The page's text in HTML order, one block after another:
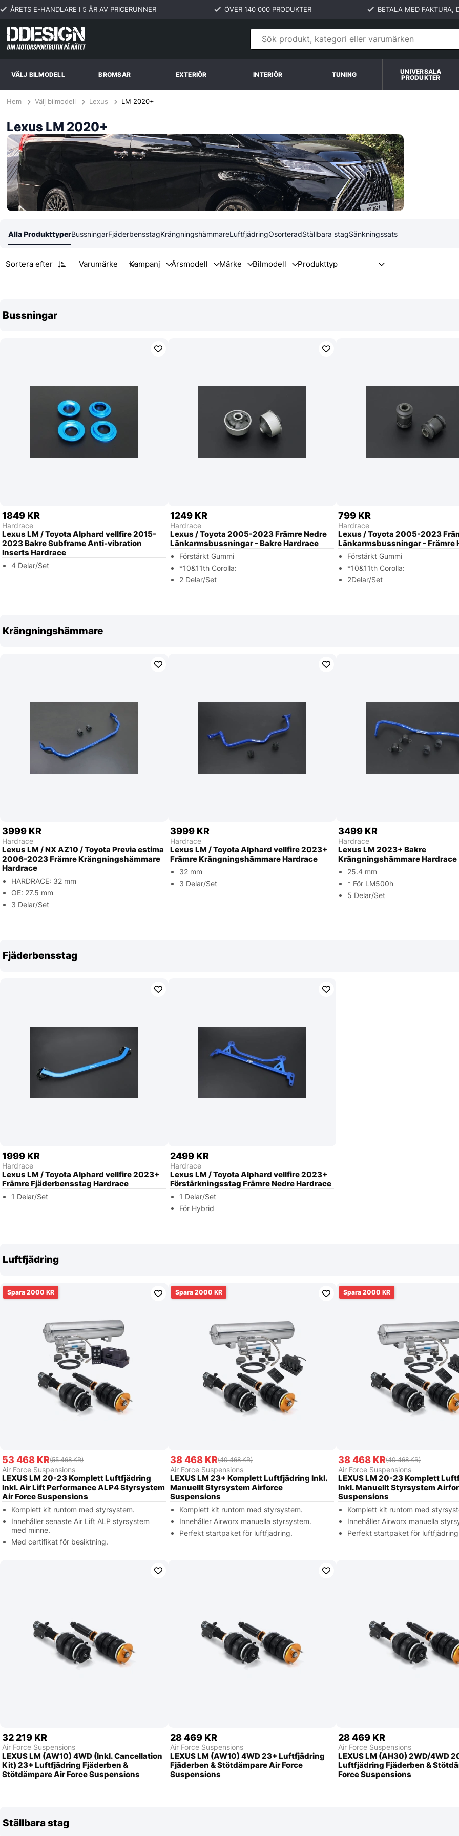
ÅRETS E-HANDLARE I 5 ÅR AV PRICERUNNER ÖVER 140 000 PRODUKTER BETALA MED FAKTURA,
VÄLJ BILMODELL BROMSAR EXTERIÖR INTERIÖR TUNING
UNIVERSALA
PRODUKTER
Hem Välj bilmodell Lexus LM 2020+
Lexus LM 2020+
Alla ProdukttyperBussningarFjäderbensstagKrängningshämmareLuftfjädringOsorteradStällbara stagSänkningssats
Sortera efter Varumärke
Bussningar
1849 KR
Hardrace
Lexus LM / Toyota Alphard vellfire 2015-
2023 Bakre Subframe Anti-vibration
Inserts Hardrace
4 Delar/Set
1249 KR
Hardrace
Lexus / Toyota 2005-2023 Främre Nedre
Länkarmsbussningar - Bakre Hardrace
Förstärkt Gummi
*10&11th Corolla:
2 Delar/Set
799 KR
Hardrace
Lexus / Toyota 2005-2023
Länkarmsbussningar - Främre
Förstärkt Gummi
*10&11th Corolla:
2Delar/Set
Krängningshämmare
3999 KR
Hardrace
Lexus LM / NX AZ10 / Toyota Previa estima
2006-2023 Främre Krängningshämmare
Hardrace
HARDRACE: 32 mm
OE: 27.5 mm
3 Delar/Set
3999 KR
Hardrace
Lexus LM / Toyota Alphard vellfire 2023+
Främre Krängningshämmare Hardrace
32 mm
3 Delar/Set
3499 KR
Hardrace
Lexus LM 2023+ Bakre
Krängningshämmare Hardrace
25.4 mm
* För LM500h
5 Delar/Set
Fjäderbensstag
1999 KR
Hardrace
Lexus LM / Toyota Alphard vellfire 2023+
Främre Fjäderbensstag Hardrace
1 Delar/Set
2499 KR
Hardrace
Lexus LM / Toyota Alphard vellfire 2023+
Förstärkningsstag Främre Nedre Hardrace
1 Delar/Set
För Hybrid
Luftfjädring
2000
53 468 KR(55 468 KR)
Air Force Suspensions
LEXUS LM 20-23 Komplett Luftfjädring
Inkl. Air Lift Performance ALP4 Styrsystem
Air Force Suspensions
Komplett kit runtom med styrsystem.
Innehåller senaste Air Lift ALP styrsystem
med minne.
Med certifikat för besiktning.
2000
38 468 KR(40 468 KR)
Air Force Suspensions
LEXUS LM 23+ Komplett Luftfjädring Inkl.
Manuellt Styrsystem Airforce
Suspensions
Komplett kit runtom med styrsystem.
Innehåller Airworx manuella styrsystem.
Perfekt startpaket för luftfjädring.
2000
38 468 KR(40 468 KR)
Air Force Suspensions
LEXUS LM 20-23 Komplett
Inkl. Manuellt Styrsystem
Suspensions
Komplett kit runtom med
Innehåller Airworx manuella
Perfekt startpaket för
32 219 KR
Air Force Suspensions
LEXUS LM (AW10) 4WD (Inkl. Cancellation
Kit) 23+ Luftfjädring Fjäderben &
Stötdämpare Air Force Suspensions
28 469 KR
Air Force Suspensions
LEXUS LM (AW10) 4WD 23+ Luftfjädring
Fjäderben & Stötdämpare Air Force
Suspensions
28 469 KR
Air Force Suspensions
LEXUS LM (AH30) 2WD/4WD
Luftfjädring Fjäderben &
Force Suspensions
Ställbara stag